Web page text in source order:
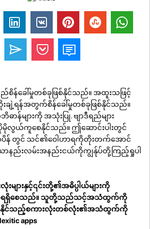
စိန်ခေါ်မှုတစ်ခုဖြစ်နိုင်သည်။ အထူးသဖြင့်
ျဲ့ရန်အတွက်စိန်ခေါ်မှုတစ်ခုဖြစ်နိုင်သည်။
န်များကို အသုံးပြု. ဗျာဒီရည်များ
ပိုမိုလွယ်ကူစေနိုင်သည်။ ဤဆောင်းပါးတွင်
န် တွင် သင်၏ဝေါဟာရကိုတိုးတက်အောင်
နည်းလမ်းအနည်းငယ်ကိုကျွန်ုပ်တို့ကြည့်ရှုပါ
းများနှင့်၎င်းတို့၏အဓိပ္ပါယ်များကို
စွာရရှိစေသည်။ သူတို့သည်သင့်အသံထွက်ကို
င်သည့်စကားလုံးတစ်လုံး၏အသံထွက်ကို
lexitic apps